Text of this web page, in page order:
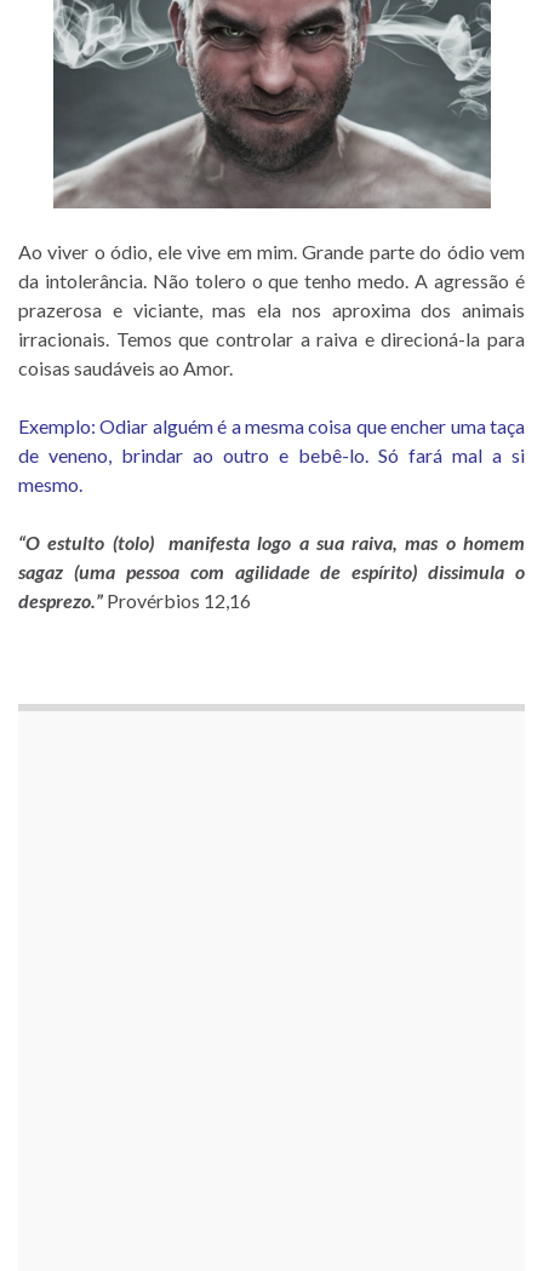
Ao viver o ódio, ele vive em mim. Grande parte do ódio vem
da intolerância. Não tolero o que tenho medo. A agressão é
prazerosa e viciante, mas ela nos aproxima dos animais
irracionais. Temos que controlar a raiva e direcioná-la para
coisas saudáveis ao Amor.
Exemplo: Odiar alguém é a mesma coisa que encher uma taça
de veneno, brindar ao outro e bebê-lo. Só fará mal a si
mesmo.
“O estulto (tolo) manifesta logo a sua raiva, mas o homem
sagaz (uma pessoa com agilidade de espírito) dissimula o
desprezo.” Provérbios 12,16